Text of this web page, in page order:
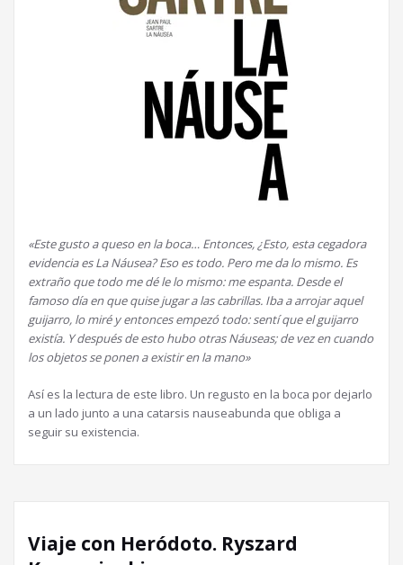
«Este gusto a queso en la boca… Entonces, ¿Esto, esta cegadora
evidencia es La Náusea? Eso es todo. Pero me da lo mismo. Es
extraño que todo me dé le lo mismo: me espanta. Desde el
famoso día en que quise jugar a las cabrillas. Iba a arrojar aquel
guijarro, lo miré y entonces empezó todo: sentí que el guijarro
existía. Y después de esto hubo otras Náuseas; de vez en cuando
los objetos se ponen a existir en la mano»
Así es la lectura de este libro. Un regusto en la boca por dejarlo
a un lado junto a una catarsis nauseabunda que obliga a
seguir su existencia.
Viaje con Heródoto. Ryszard